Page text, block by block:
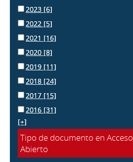
2023 [6]
2022 [5]
2021 [16]
2020 [8]
2019 [11]
2018 [24]
2017 [15]
2016 [31]
[+]
Tipo de documento en Acceso
Abierto